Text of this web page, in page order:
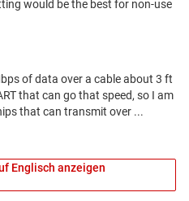
Englisch anzeigen